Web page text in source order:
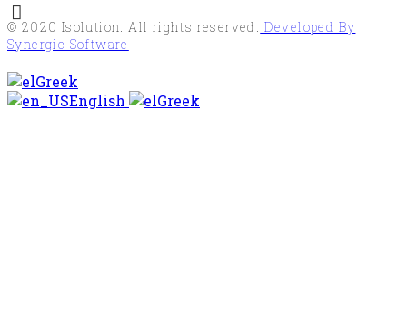
οργανισμών
διαχείρισης
© 2020 Isolution . All rights reserved.
Developed By
Synergic Software
Greek
English
Greek